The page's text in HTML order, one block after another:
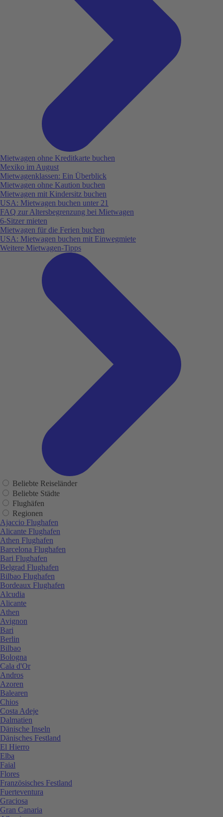
Mietwagen ohne Kreditkarte buchen
Mexiko im August
Mietwagenklassen: Ein Überblick
Mietwagen ohne Kaution buchen
Mietwagen mit Kindersitz buchen
USA: Mietwagen buchen unter 21
FAQ zur Altersbegrenzung bei Mietwagen
6-Sitzer mieten
Mietwagen für die Ferien buchen
USA: Mietwagen buchen mit Einwegmiete
Weitere Mietwagen-Tipps
Beliebte Reiseländer
Beliebte Städte
Flughäfen
Regionen
Ajaccio Flughafen
Alicante Flughafen
Athen Flughafen
Barcelona Flughafen
Bari Flughafen
Belgrad Flughafen
Bilbao Flughafen
Bordeaux Flughafen
Alcudia
Alicante
Athen
Avignon
Bari
Berlin
Bilbao
Bologna
Cala d'Or
Andros
Azoren
Balearen
Chios
Costa Adeje
Dalmatien
Dänische Inseln
Dänisches Festland
El Hierro
Elba
Faial
Flores
Französisches Festland
Fuerteventura
Graciosa
Gran Canaria